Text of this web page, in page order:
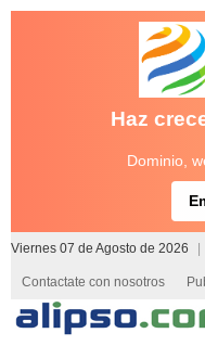
Haz
Dominio,
Viernes 07 de Agosto de 2026
Contactate con nosotros